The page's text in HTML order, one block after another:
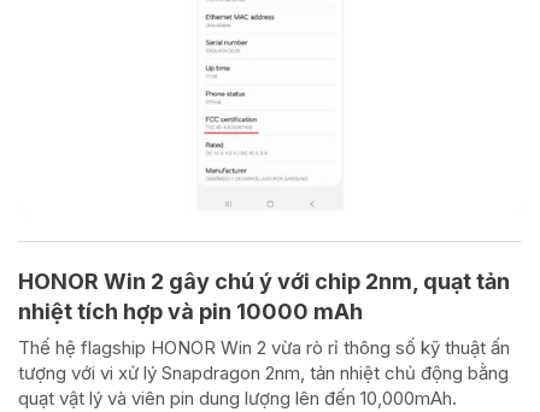
HONOR Win 2 gây chú ý với chip 2nm, quạt tản
nhiệt tích hợp và pin 10000 mAh
Thế hệ flagship HONOR Win 2 vừa rò rỉ thông số kỹ thuật ấn
tượng với vi xử lý Snapdragon 2nm, tản nhiệt chủ động bằng
quạt vật lý và viên pin dung lượng lên đến 10,000mAh.